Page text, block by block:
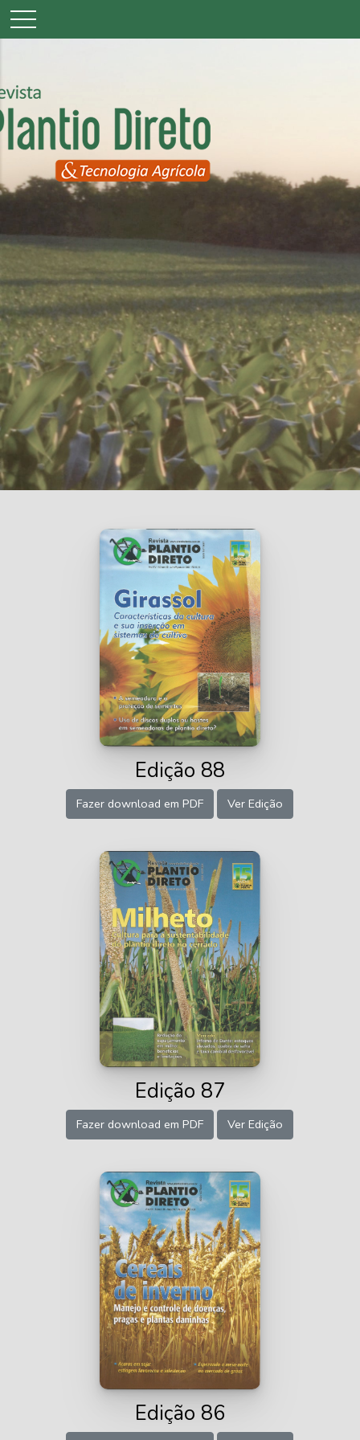
Edição 88
Fazer download em PDF Ver Edição
Edição 87
Fazer download em PDF Ver Edição
Edição 86